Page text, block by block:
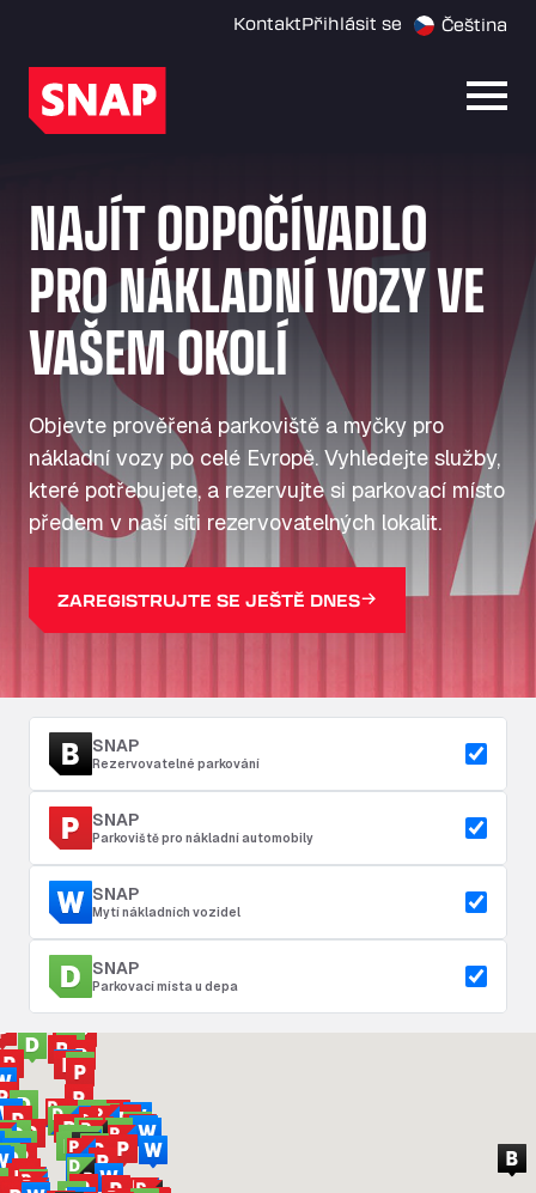
KontaktPřihlásit se Čeština
NAJÍT ODPOČÍVADLO
PRO NÁKLADNÍ VOZY VE
VAŠEM OKOLÍ
Objevte prověřená parkoviště a myčky pro
nákladní vozy po celé Evropě. Vyhledejte služby,
které potřebujete, a rezervujte si parkovací místo
předem v naší síti rezervovatelných lokalit.
ZAREGISTRUJTE SE JEŠTĚ DNES
SNAP
Rezervovatelné parkování
SNAP
Parkoviště pro nákladní automobily
SNAP
Mytí nákladních vozidel
SNAP
Parkovací místa u depa